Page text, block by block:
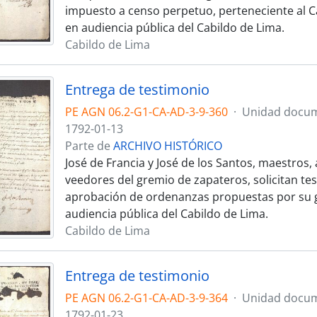
impuesto a censo perpetuo, perteneciente al
en audiencia pública del Cabildo de Lima.
Cabildo de Lima
Entrega de testimonio
PE AGN 06.2-G1-CA-AD-3-9-360 · Unidad
1792-01-13
Parte de ARCHIVO HISTÓRICO
José de Francia y José de los Santos,
veedores del gremio de zapateros, solicitan
aprobación de ordenanzas propuestas por su
audiencia pública del Cabildo de Lima.
Cabildo de Lima
Entrega de testimonio
PE AGN 06.2-G1-CA-AD-3-9-364 · Unidad